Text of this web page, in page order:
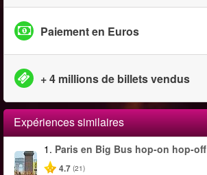
Paiement en Euros
+ 4 millions de billets vendus
Expériences similaires
1. Paris en Big Bus hop-on hop-off
4.7 (21)